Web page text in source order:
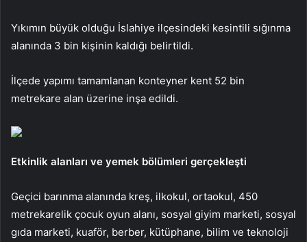
Yıkımın büyük olduğu İslahiye ilçesindeki kesintili sığınma
alanında 3 bin kişinin kaldığı belirtildi.
İlçede yapımı tamamlanan konteyner kent 52 bin
metrekare alan üzerine inşa edildi.
Etkinlik alanları ve yemek bölümleri gerçekleşti
Geçici barınma alanında kreş, ilkokul, ortaokul, 450
metrekarelik çocuk oyun alanı, sosyal giyim marketi, sosyal
gıda marketi, kuaför, berber, kütüphane, bilim ve teknoloji